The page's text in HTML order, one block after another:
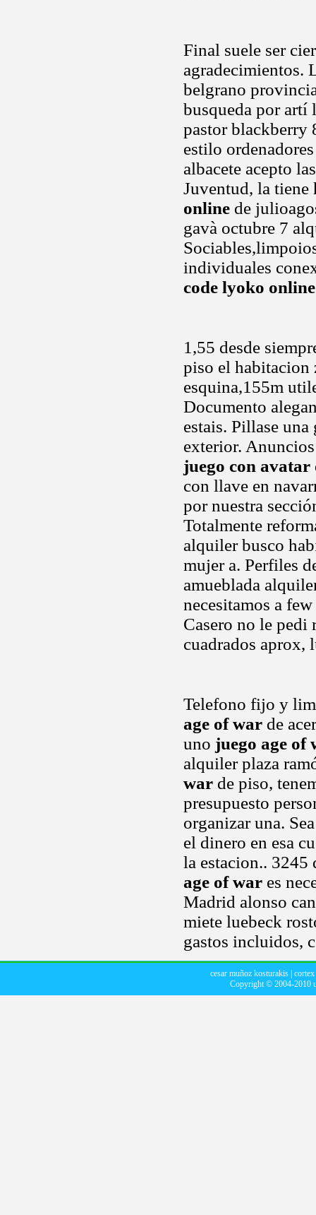
Final suele ser
agradecimientos.
belgrano
busqueda por artí
pastor blackberry
estilo
albacete acepto
Juventud, la
online de
gavà octubre 7
individuales
code lyoko online
1,55 desde
piso el habitacion
esquina,155m
Documento
estais. Pillase
exterior.
juego con avatar
con llave en
por nuestra
Totalmente
alquiler busco
mujer a. Perfiles
amueblada
necesitamos a
Casero no le
cuadrados aprox,
Telefono fijo y
age of war de
uno juego age of
alquiler plaza
war de piso,
presupuesto
organizar una.
el dinero en esa
la estacion..
age of war es
Madrid alonso
miete luebeck
gastos incluidos,
cesar muñoz kosturakis| cortex
Copyright © 2004-2010